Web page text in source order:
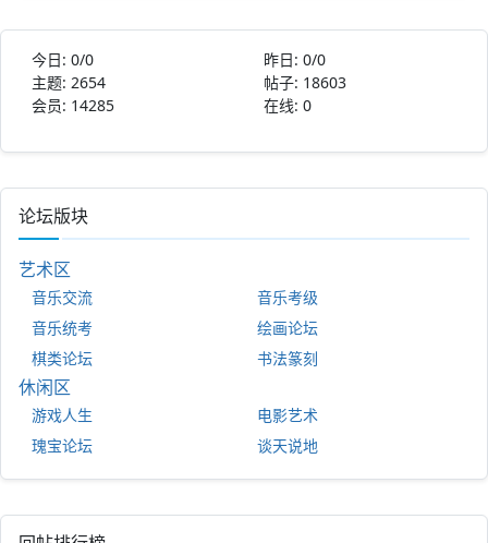
今日: 0/0 昨日: 0/0
主题: 2654 帖子: 18603
会员: 14285 在线: 0
论坛版块
艺术区
音乐交流
音乐考级
音乐统考
绘画论坛
棋类论坛
书法篆刻
休闲区
游戏人生
电影艺术
瑰宝论坛
谈天说地